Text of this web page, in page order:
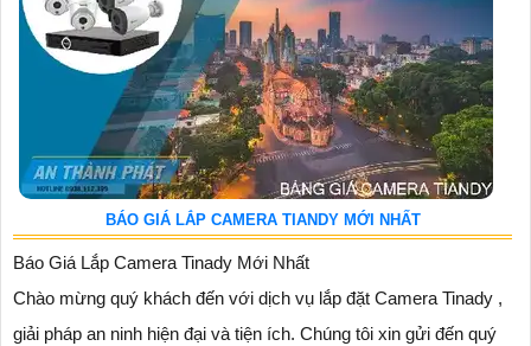
BÁO GIÁ LẮP CAMERA TIANDY MỚI NHẤT
Báo Giá Lắp Camera Tinady Mới Nhất
Chào mừng quý khách đến với dịch vụ lắp đặt Camera Tinady ,
giải pháp an ninh hiện đại và tiện ích. Chúng tôi xin gửi đến quý